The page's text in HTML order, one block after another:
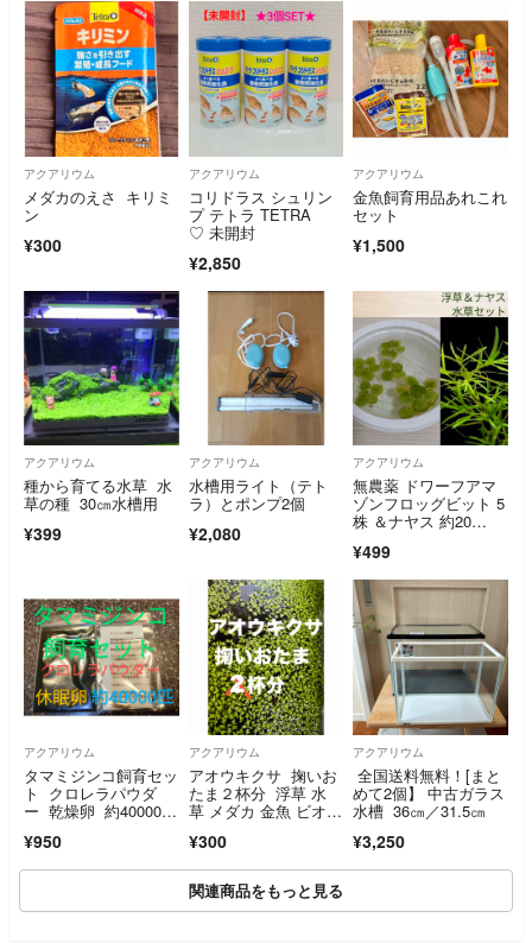
アクアリウム
メダカのえさ キリミ
ン
¥300
アクアリウム
コリドラス シュリン
プ テトラ TETRA
♡ 未開封
¥2,850
アクアリウム
金魚飼育用品あれこれ
セット
¥1,500
アクアリウム
種から育てる水草 水
草の種 30㎝水槽用
¥399
アクアリウム
水槽用ライト（テト
ラ）とポンプ2個
¥2,080
アクアリウム
無農薬 ドワーフアマ
ゾンフロッグビット 5
株 ＆ナヤス 約20
ット】
¥499
アクアリウム
タマミジンコ飼育セッ
ト クロレラパウダ
ー 乾燥卵 約40000匹
¥950
アクアリウム
アオウキクサ 掬いお
たま２杯分 浮草 水
草 メダカ 金魚 ビオト
¥300
アクアリウム
全国送料無料！[まと
めて2個】 中古ガラス
水槽 36㎝／31.5㎝
¥3,250
関連商品をもっと見る